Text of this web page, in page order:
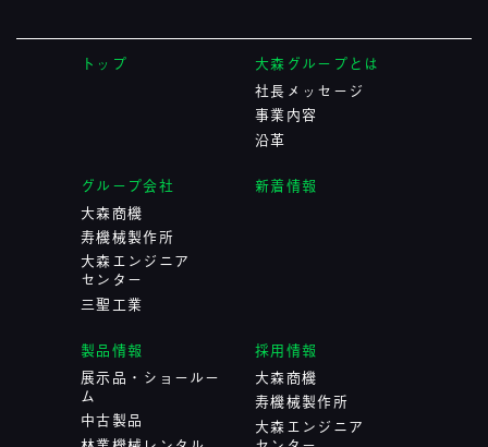
トップ
大森グループとは
社長メッセージ
事業内容
沿革
グループ会社
大森商機
寿機械製作所
大森エンジニア
センター
三聖工業
新着情報
製品情報
展示品・ショールー
ム
中古製品
採用情報
大森商機
寿機械製作所
大森エンジニア